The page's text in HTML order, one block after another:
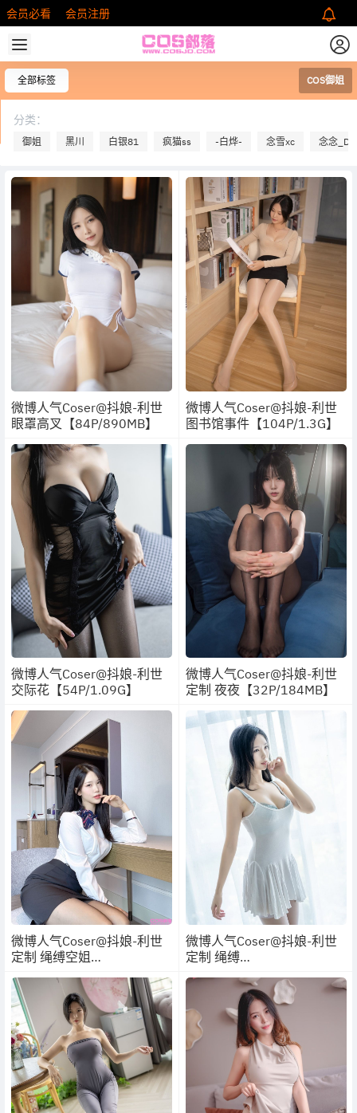
会员必看 会员注册
全部标签 COS御姐
分类：
御姐 黑川 白银81 疯猫ss -白烨- 念雪xc 念念_D
微博人气Coser@抖娘-利世
眼罩高叉【84P/890MB】
微博人气Coser@抖娘-利世
图书馆事件【104P/1.3G】
微博人气Coser@抖娘-利世
交际花【54P/1.09G】
微博人气Coser@抖娘-利世
定制 夜夜【32P/184MB】
微博人气Coser@抖娘-利世
定制 绳缚空姐
微博人气Coser@抖娘-利世
定制 绳缚